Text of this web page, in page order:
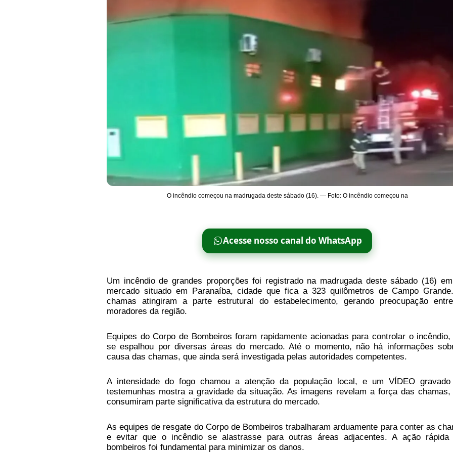
O incêndio começou na madrugada deste sábado (16). — Foto: O incêndio começou na
Acesse nosso canal do WhatsApp
Um incêndio de grandes proporções foi registrado na madrugada deste sábado (16)
mercado situado em Paranaíba, cidade que fica a 323 quilômetros de Campo
chamas atingiram a parte estrutural do estabelecimento, gerando preocupação
moradores da região.
Equipes do Corpo de Bombeiros foram rapidamente acionadas para controlar o incêndio,
se espalhou por diversas áreas do mercado. Até o momento, não há informações
causa das chamas, que ainda será investigada pelas autoridades competentes.
A intensidade do fogo chamou a atenção da população local, e um VÍDEO
testemunhas mostra a gravidade da situação. As imagens revelam a força das chamas,
consumiram parte significativa da estrutura do mercado.
As equipes de resgate do Corpo de Bombeiros trabalharam arduamente para conter as
e evitar que o incêndio se alastrasse para outras áreas adjacentes. A ação rápida
bombeiros foi fundamental para minimizar os danos.